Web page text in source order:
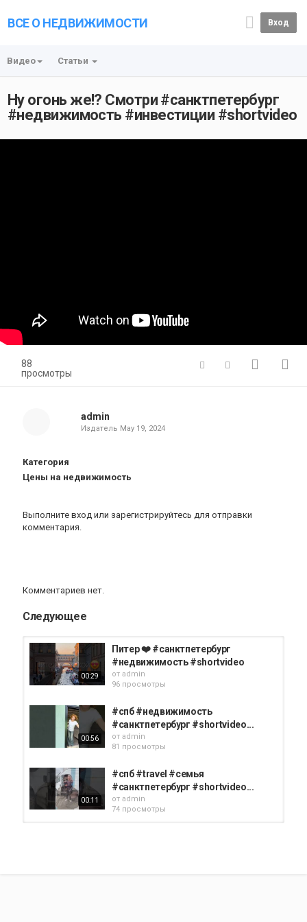
ВСЕ О НЕДВИЖИМОСТИ Вход
Видео Статьи
Ну огонь же!? Смотри #санктпетербург
#недвижимость #инвестиции #shortvideo
88
просмотры
admin
Издатель May 19, 2024
Категория
Цены на недвижимость
Выполните вход или зарегистрируйтесь для отправки
комментария.
Комментариев нет.
Следующее
00:29
Питер ❤️ #санктпетербург
#недвижимость #shortvideo
от admin
96 просмотры
00:56
#спб #недвижимость
#санктпетербург #shortvideo...
от admin
81 просмотры
00:11
#спб #travel #семья
#санктпетербург #shortvideo...
от admin
74 просмотры